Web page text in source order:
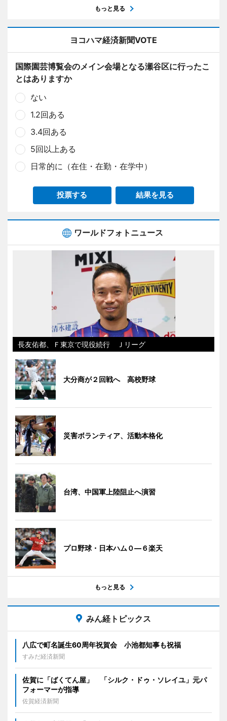
もっと見る
ヨコハマ経済新聞VOTE
国際園芸博覧会のメイン会場となる瀬谷区に行ったこ
とはありますか
ない
1.2回ある
3.4回ある
5回以上ある
日常的に（在住・在勤・在学中）
投票する 結果を見る
ワールドフォトニュース
長友佑都、Ｆ東京で現役続行 Ｊリーグ
大分商が２回戦へ 高校野球
災害ボランティア、活動本格化
台湾、中国軍上陸阻止へ演習
プロ野球・日本ハム０―６楽天
もっと見る
みん経トピックス
八広で町名誕生60周年祝賀会 小池都知事も祝福
すみだ経済新聞
佐賀に「ばくてん屋」 「シルク・ドゥ・ソレイユ」元パ
フォーマーが指導
佐賀経済新聞